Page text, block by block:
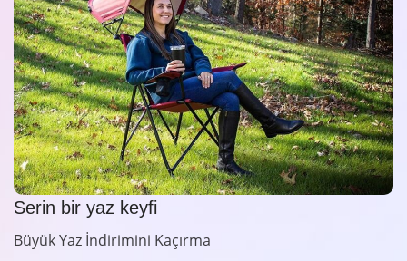
Serin bir yaz keyfi
Büyük Yaz İndirimini Kaçırma